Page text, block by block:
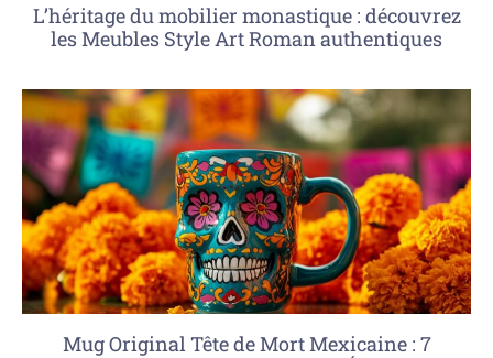
L’héritage du mobilier monastique : découvrez
les Meubles Style Art Roman authentiques
Mug Original Tête de Mort Mexicaine : 7